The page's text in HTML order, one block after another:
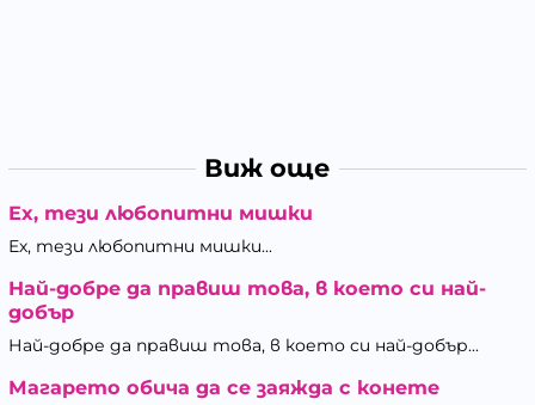
Виж още
Ех, тези любопитни мишки
Ех, тези любопитни мишки...
Най-добре да правиш това, в което си най-
добър
Най-добре да правиш това, в което си най-добър...
Магарето обича да се заяжда с конете